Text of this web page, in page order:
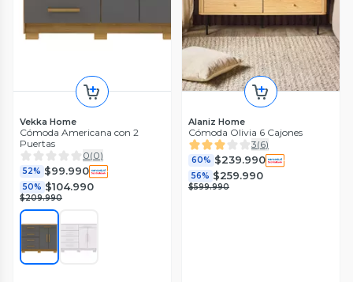
Vekka Home
Cómoda Americana con 2
Puertas
0(0)
52% $99.990
50% $104.990
$209.990
Alaniz Home
Cómoda Olivia 6 Cajones
3(6)
60% $239.990
56% $259.990
$599.990